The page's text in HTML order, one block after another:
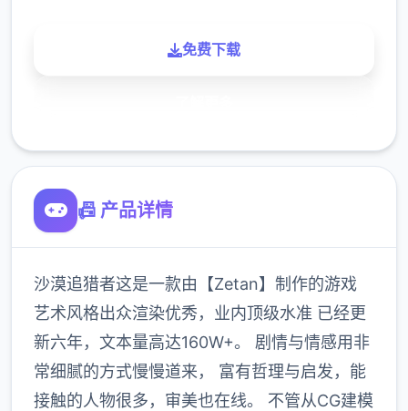
免费下载
📠 产品详情
沙漠追猎者这是一款由【Zetan】制作的游戏
艺术风格出众渲染优秀，业内顶级水准 已经更
新六年，文本量高达160W+。 剧情与情感用非
常细腻的方式慢慢道来， 富有哲理与启发，能
接触的人物很多，审美也在线。 不管从CG建模